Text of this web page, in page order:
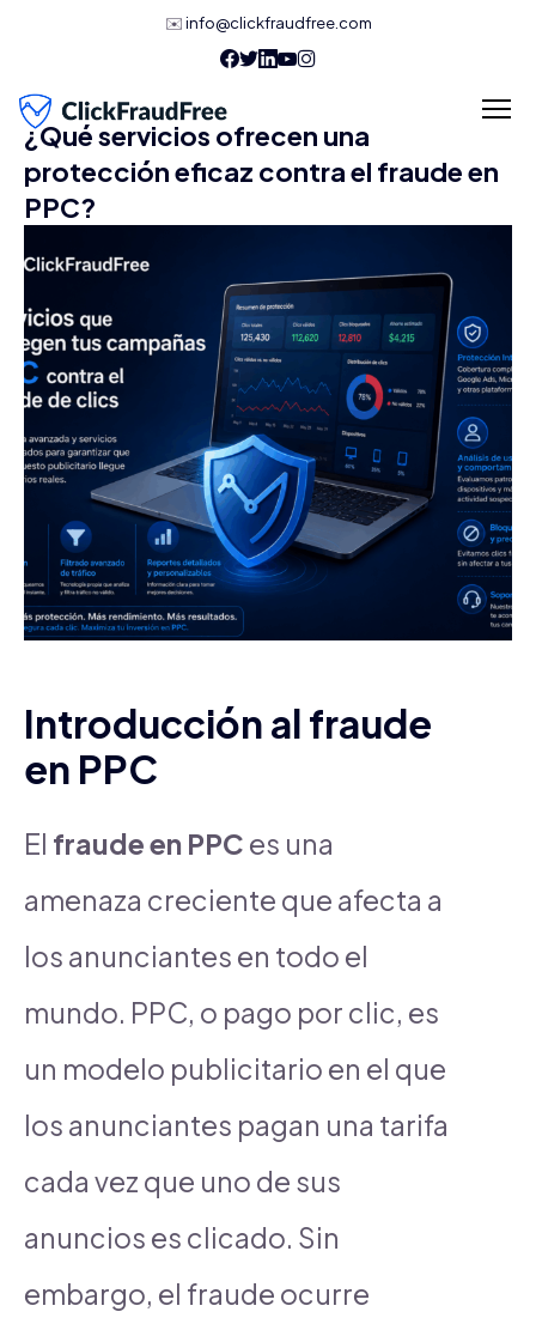
✉️info@clickfraudfree.com
¿Qué servicios ofrecen una
protección eficaz contra el fraude en
PPC?
Introducción al fraude
en PPC
El fraude en PPC es una
amenaza creciente que afecta a
los anunciantes en todo el
mundo. PPC, o pago por clic, es
un modelo publicitario en el que
los anunciantes pagan una tarifa
cada vez que uno de sus
anuncios es clicado. Sin
embargo, el fraude ocurre